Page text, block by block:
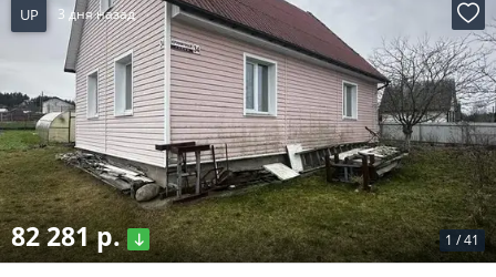
UP 3 дня назад
1 /41
82 281 р.